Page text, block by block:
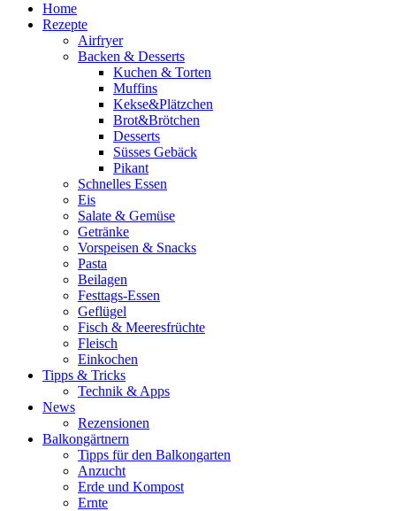
Home
Rezepte
Airfryer
Backen & Desserts
Kuchen & Torten
Muffins
Kekse&Plätzchen
Brot&Brötchen
Desserts
Süsses Gebäck
Pikant
Schnelles Essen
Eis
Salate & Gemüse
Getränke
Vorspeisen & Snacks
Pasta
Beilagen
Festtags-Essen
Geflügel
Fisch & Meeresfrüchte
Fleisch
Einkochen
Tipps & Tricks
Technik & Apps
News
Rezensionen
Balkongärtnern
Tipps für den Balkongarten
Anzucht
Erde und Kompost
Ernte